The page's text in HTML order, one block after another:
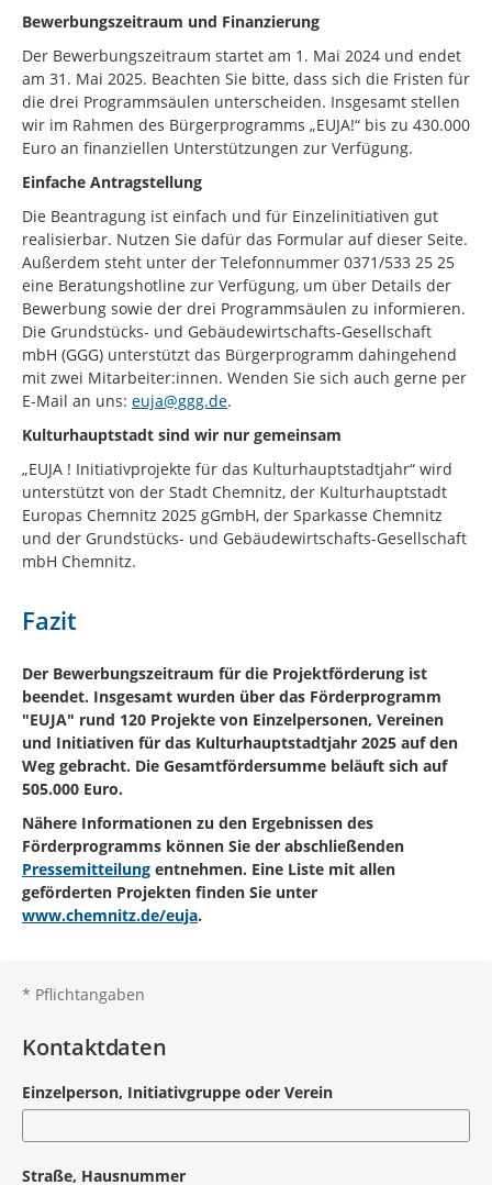
Bewerbungszeitraum und Finanzierung
Der Bewerbungszeitraum startet am 1. Mai 2024 und endet
am 31. Mai 2025. Beachten Sie bitte, dass sich die Fristen für
die drei Programmsäulen unterscheiden. Insgesamt stellen
wir im Rahmen des Bürgerprogramms „EUJA!“ bis zu 430.000
Euro an finanziellen Unterstützungen zur Verfügung.
Einfache Antragstellung
Die Beantragung ist einfach und für Einzelinitiativen gut
realisierbar. Nutzen Sie dafür das Formular auf dieser Seite.
Außerdem steht unter der Telefonnummer 0371/533 25 25
eine Beratungshotline zur Verfügung, um über Details der
Bewerbung sowie der drei Programmsäulen zu informieren.
Die Grundstücks- und Gebäudewirtschafts-Gesellschaft
mbH (GGG) unterstützt das Bürgerprogramm dahingehend
mit zwei Mitarbeiter:innen. Wenden Sie sich auch gerne per
E-Mail an uns: euja@ggg.de.
Kulturhauptstadt sind wir nur gemeinsam
„EUJA ! Initiativprojekte für das Kulturhauptstadtjahr“ wird
unterstützt von der Stadt Chemnitz, der Kulturhauptstadt
Europas Chemnitz 2025 gGmbH, der Sparkasse Chemnitz
und der Grundstücks- und Gebäudewirtschafts-Gesellschaft
mbH Chemnitz.
Fazit
Der Bewerbungszeitraum für die Projektförderung ist
beendet. Insgesamt wurden über das Förderprogramm
"EUJA" rund 120 Projekte von Einzelpersonen, Vereinen
und Initiativen für das Kulturhauptstadtjahr 2025 auf den
Weg gebracht. Die Gesamtfördersumme beläuft sich auf
505.000 Euro.
Nähere Informationen zu den Ergebnissen des
Förderprogramms können Sie der abschließenden
Pressemitteilung entnehmen. Eine Liste mit allen
geförderten Projekten finden Sie unter
www.chemnitz.de/euja.
* Pflichtangaben
Kontaktdaten
Einzelperson, Initiativgruppe oder Verein
Straße, Hausnummer